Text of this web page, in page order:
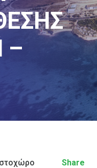
–
Share